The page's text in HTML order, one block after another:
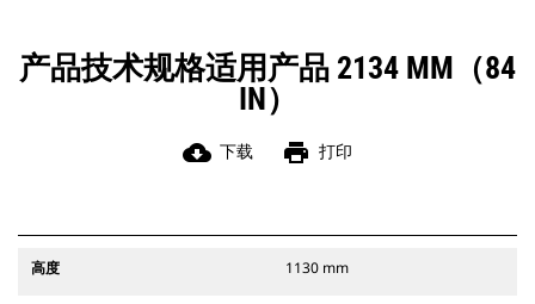
产品技术规格适用产品 2134 MM（84
IN）
cloud_download 下载 print 打印
高度 1130 mm